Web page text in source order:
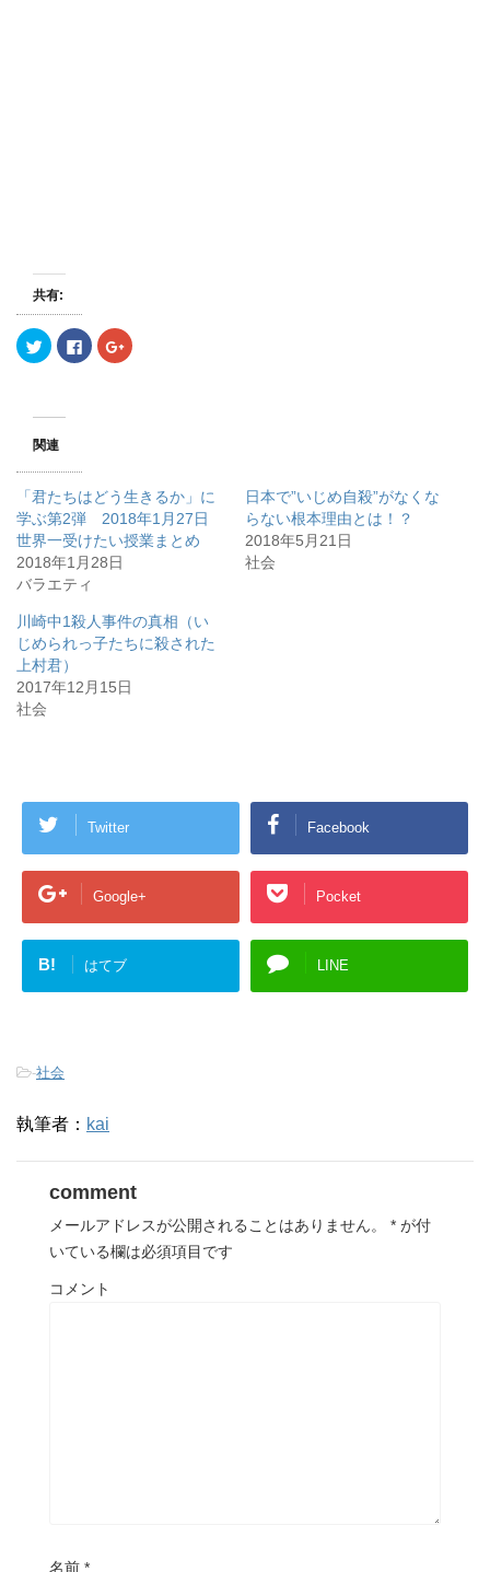
共有:
ク
リ
T
i
t
r
で
共
有
新
し
い
ィ
ン
ド
ウ
で
開
き
ま
F
a
る
に
は
ク
リ
ッ
ク
し
く
だ
さ
新
し
開
ま
)
ク
リ
e
+
で
共
有
(
ィ
ン
ド
開
き
関連
「君たちはどう生きるか」に
学ぶ第2弾 2018年1月27日
世界一受けたい授業まとめ
2018年1月28日
バラエティ
日本で”いじめ自殺”がなくな
らない根本理由とは！？
2018年5月21日
社会
川崎中1殺人事件の真相（い
じめられっ子たちに殺された
上村君）
2017年12月15日
社会
Twitter Facebook
Google+ Pocket
B! はてブ LINE
-社会
執筆者： kai
comment
メールアドレスが公開されることはありません。 * が付
いている欄は必須項目です
コメント
名前 *